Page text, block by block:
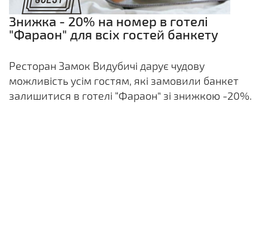
Знижка - 20% на номер в готелі
"Фараон" для всіх гостей банкету
Ресторан Замок Видубичі дарує чудову
можливість усім гостям, які замовили банкет
залишитися в готелі “Фараон” зі знижкою -20%.